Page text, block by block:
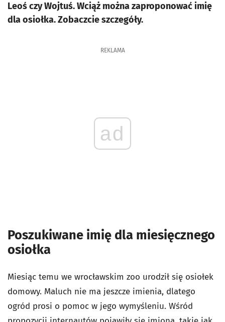
Leoś czy Wojtuś. Wciąż można zaproponować imię
dla osiołka. Zobaczcie szczegóły.
REKLAMA
ad
Poszukiwane imię dla miesięcznego
osiołka
Miesiąc temu we wrocławskim zoo urodził się osiołek
domowy. Maluch nie ma jeszcze imienia, dlatego
ogród prosi o pomoc w jego wymyśleniu. Wśród